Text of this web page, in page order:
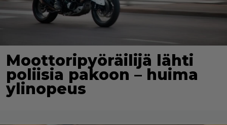
Moottoripyöräilijä lähti
poliisia pakoon – huima
ylinopeus